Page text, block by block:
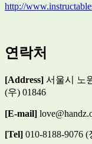
http://
연락처
[Address] 서울시 노
(우) 01846
[E-mail]
[Tel] 010-8188-9076